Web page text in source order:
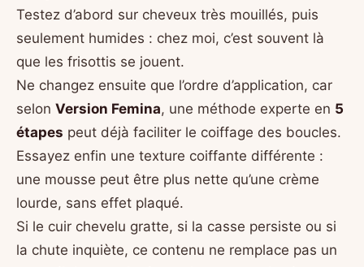
Testez d’abord sur cheveux très mouillés, puis
seulement humides : chez moi, c’est souvent là
que les frisottis se jouent.
Ne changez ensuite que l’ordre d’application, car
selon Version Femina, une méthode experte en 5
étapes peut déjà faciliter le coiffage des boucles.
Essayez enfin une texture coiffante différente :
une mousse peut être plus nette qu’une crème
lourde, sans effet plaqué.
Si le cuir chevelu gratte, si la casse persiste ou si
la chute inquiète, ce contenu ne remplace pas un